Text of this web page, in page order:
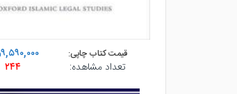
قیمت کتاب چاپی:
۹,۵۹۰,۰۰۰ريال
تعداد مشاهده:
۲۴۴